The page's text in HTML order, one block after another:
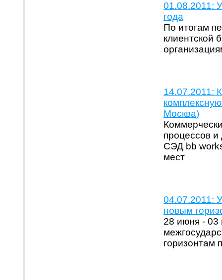
01.08.2011:
года
По итогам
клиентской
14.07.2011:
Москва)
процессов и
СЭД bb
мест
04.07.2011:
новым
28 июня - 03
горизонтам